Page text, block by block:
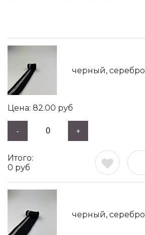
черный, серебро
82.00 руб
- +
0 руб
черный, серебро